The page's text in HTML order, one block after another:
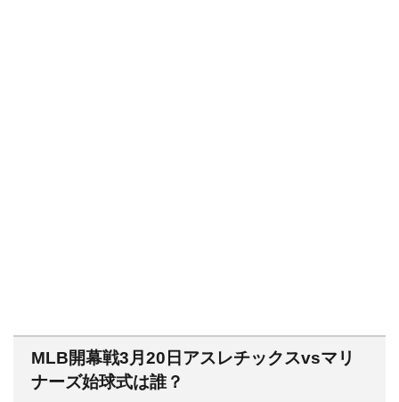
MLB開幕戦3月20日アスレチックスvsマリ
ナーズ始球式は誰？